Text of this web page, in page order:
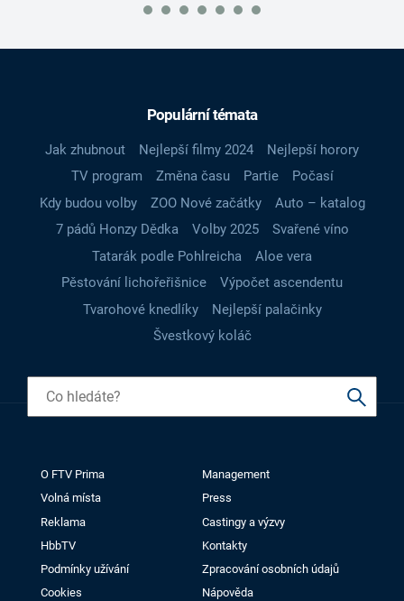
Populární témata
Jak zhubnout Nejlepší filmy 2024
Nejlepší horory
TV program
Změna času Partie
Počasí
Kdy budou volby
ZOO Nové začátky
Auto – katalog
7 pádů Honzy Dědka
Volby 2025
Svařené víno
Tatarák podle Pohlreicha
Aloe vera
Pěstování lichořeřišnice
Výpočet ascendentu
Tvarohové knedlíky
Nejlepší palačinky
Švestkový koláč
O FTV Prima
Management
Volná místa
Press
Reklama
Castingy a výzvy
HbbTV
Kontakty
Podmínky užívání
Zpracování osobních údajů
Cookies
Nápověda